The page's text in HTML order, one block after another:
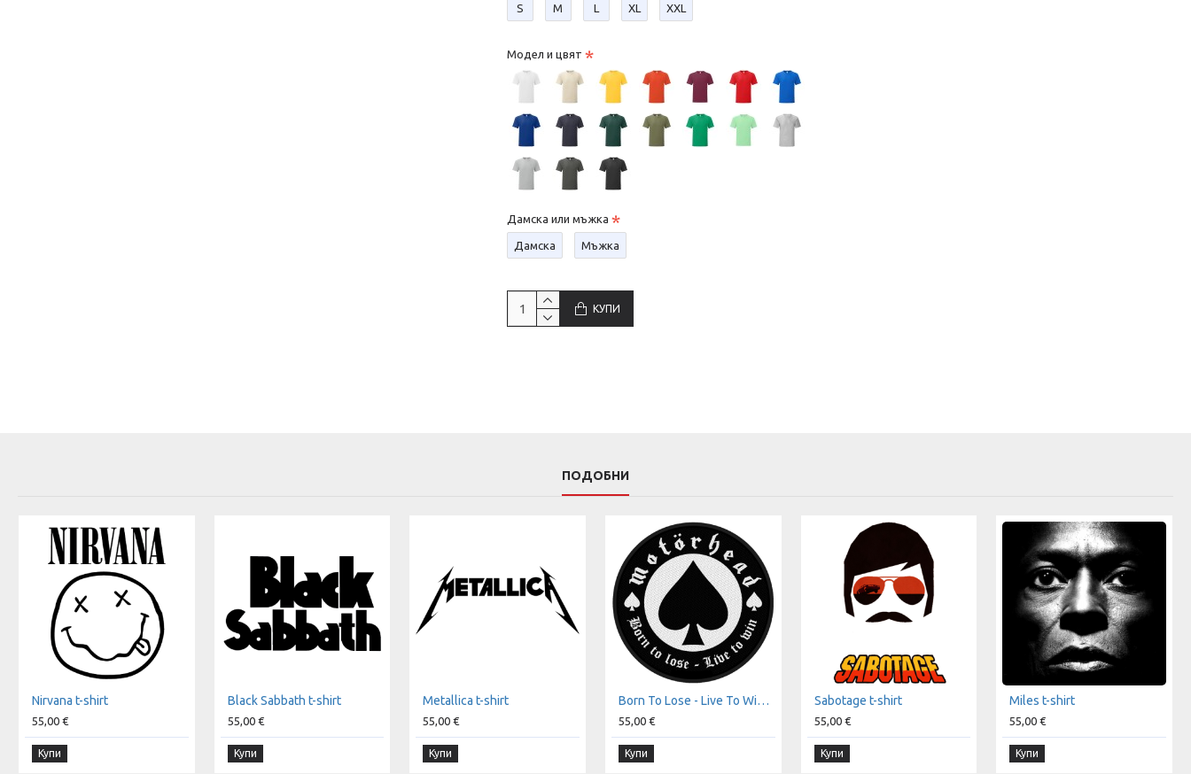
S М L XL XXL
Модел и цвят
Дамска или мъжка
Дамска Мъжка
КУПИ
ПОДОБНИ
Nirvana t-shirt
55,00 €
Купи
Black Sabbath t-shirt
55,00 €
Купи
Metallica t-shirt
55,00 €
Купи
Born To Lose - Live To Win t-shirt
55,00 €
Купи
Sabotage t-shirt
55,00 €
Купи
Miles t-shirt
55,00 €
Купи